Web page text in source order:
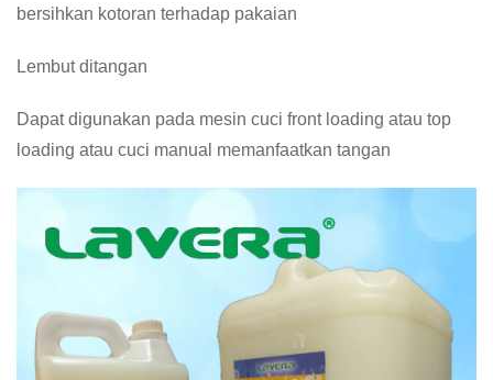
bersihkan kotoran terhadap pakaian
Lembut ditangan
Dapat digunakan pada mesin cuci front loading atau top
loading atau cuci manual memanfaatkan tangan